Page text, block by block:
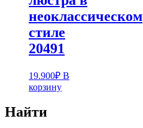
неоклассическом
стиле
20491
19.900₽ В
корзину
Найти